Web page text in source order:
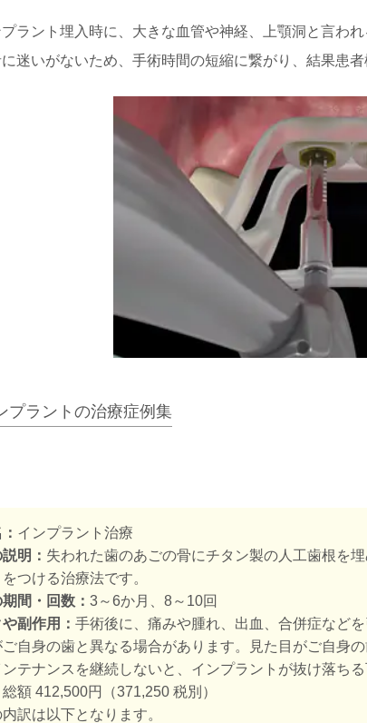
ラント埋入時に、大きな血管や神経、上顎洞と言わ
迷いがないため、手術時間の短縮に繋がり、結果患者
プラントの治療症例集
インプラント治療
明： 失われた歯のあごの骨にチタン製の人工歯根を
つける治療法です。
間・回数： 3～6か月、8～10回
副作用： 手術後に、痛みや腫れ、出血、合併症など
自身の歯と異なる場合があります。
見た目がご自身
ンテナンスを継続しないと、インプラントが抜け落ち
総額 412,500円（371,250 税別）
訳は以下となります。